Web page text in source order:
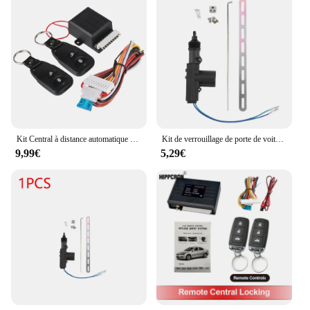
Kit Central à distance automatique universel 12V, porte de voiture, fenêtre, camion, maître de levage, serrure de porte centrale à distance, système sans clé
9,99€
Kit de verrouillage de porte de voiture, système d'alarme d'entrée, télécommande automatique, centrale sans clé, 410, T245, pièces extérieures, fournitures de voiture personnelles
5,29€